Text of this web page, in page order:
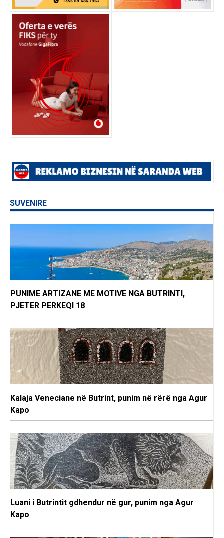
SUVENIRE
PUNIME ARTIZANE ME MOTIVE NGA BUTRINTI,
PJETER PERKEQI 18
Kalaja Veneciane në Butrint, punim në rërë nga Agur
Kapo
Luani i Butrintit gdhendur në gur, punim nga Agur
Kapo